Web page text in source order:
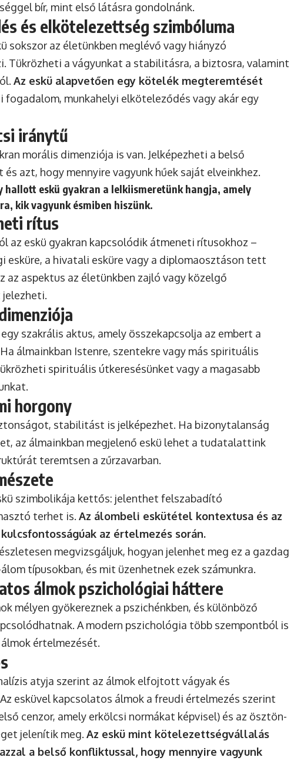
bír, mint első látásra gondolnánk.
és elkötelezettség szimbóluma
sokszor az életünkben meglévő vagy hiányzó
Tükrözheti a vágyunkat a stabilitásra, a biztosra, valamint
Az eskü alapvetően egy kötelék megteremtését
fogadalom, munkahelyi elköteleződés vagy akár egy
iránytű
morális dimenziója is van. Jelképezheti a belső
azt, hogy mennyire vagyunk hűek saját elveinkhez.
hallott eskü gyakran a lelkiismeretünk hangja, amely
kik vagyunk ésmiben hiszünk.
rítus
az eskü gyakran kapcsolódik átmeneti rítusokhoz –
esküre, a hivatali esküre vagy a diplomaosztáson tett
az aspektus az életünkben zajló vagy közelgő
szakrális aktus, amely összekapcsolja az embert a
álmainkban Istenre, szentekre vagy más spirituális
spirituális útkeresésünket vagy a magasabb
horgony
stabilitást is jelképezhet. Ha bizonytalanság
az álmainkban megjelenő eskü lehet a tudatalattink
teremtsen a zűrzavarban.
szimbolikája kettős: jelenthet felszabadító
terhet is. Az álombeli eskütétel kontextusa és az
az értelmezés során.
megvizsgáljuk, hogyan jelenhet meg ez a gazdag
típusokban, és mit üzenhetnek ezek számunkra.
álmok pszichológiai háttere
mélyen gyökereznek a pszichénkben, és különböző
A modern pszichológia több szempontból is
értelmezését.
atyja szerint az álmok elfojtott vágyak és
esküvel kapcsolatos álmok a freudi értelmezés szerint
cenzor, amely erkölcsi normákat képvisel) és az ösztön-
jelenítik meg. Az eskü mint kötelezettségvállalás
a belső konfliktussal, hogy mennyire vagyunk